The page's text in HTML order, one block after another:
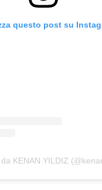
questo post su
KENAN YILDIZ